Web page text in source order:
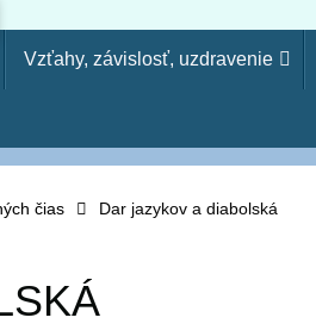
Pretože si pohrdol
Vzťahy, závislosť, uzdravenie
čias
Dar jazykov a diabolská